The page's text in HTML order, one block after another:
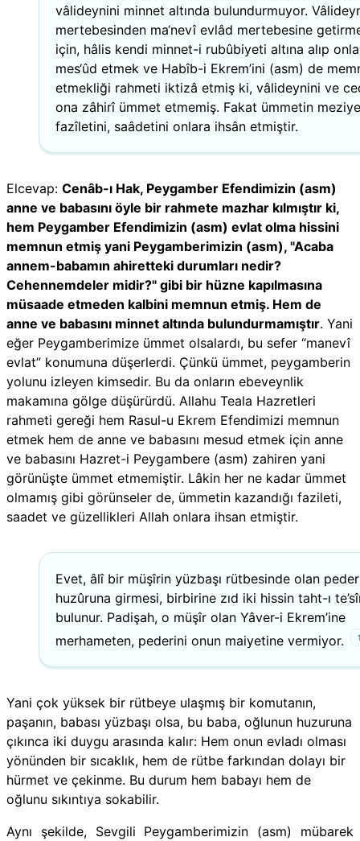
vâlideynini minnet altında bulundurmuyor.
mertebesinden ma‘nevî evlâd mertebesine
için, hâlis kendi minnet-i rubûbiyeti altına alıp
mes‘ûd etmek ve Habîb-i Ekrem’ini (asm) de
etmekliği rahmeti iktizâ etmiş ki, vâlideynini ve
ona zâhirî ümmet etmemiş. Fakat ümmetin
fazîletini, saâdetini onlara ihsân etmiştir.
Elcevap: Cenâb-ı Hak, Peygamber Efendimizin (asm)
anne ve babasını öyle bir rahmete mazhar kılmıştır ki,
hem Peygamber Efendimizin (asm) evlat olma hissini
memnun etmiş yani Peygamberimizin (asm), "Acaba
annem-babamın ahiretteki durumları nedir?
Cehennemdeler midir?" gibi bir hüzne kapılmasına
müsaade etmeden kalbini memnun etmiş. Hem de
anne ve babasını minnet altında bulundurmamıştır. Yani
eğer Peygamberimize ümmet olsalardı, bu sefer “manevî
evlat” konumuna düşerlerdi. Çünkü ümmet, peygamberin
yolunu izleyen kimsedir. Bu da onların ebeveynlik
makamına gölge düşürürdü. Allahu Teala Hazretleri
rahmeti gereği hem Rasul-u Ekrem Efendimizi memnun
etmek hem de anne ve babasını mesud etmek için anne
ve babasını Hazret-i Peygambere (asm) zahiren yani
görünüşte ümmet etmemiştir. Lâkin her ne kadar ümmet
olmamış gibi görünseler de, ümmetin kazandığı fazileti,
saadet ve güzellikleri Allah onlara ihsan etmiştir.
Evet, âlî bir müşîrin yüzbaşı rütbesinde olan
huzûruna girmesi, birbirine zıd iki hissin taht-ı
bulunur. Padişah, o müşîr olan Yâver-i Ekrem’ine
merhameten, pederini onun maiyetine vermiyor.
Yani çok yüksek bir rütbeye ulaşmış bir komutanın,
paşanın, babası yüzbaşı olsa, bu baba, oğlunun huzuruna
çıkınca iki duygu arasında kalır: Hem onun evladı olması
yönünden bir sıcaklık, hem de rütbe farkından dolayı bir
hürmet ve çekinme. Bu durum hem babayı hem de
oğlunu sıkıntıya sokabilir.
Aynı şekilde, Sevgili Peygamberimizin (asm) mübarek